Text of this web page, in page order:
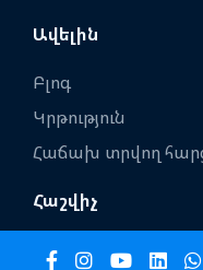
Ավելին
Բլոգ
Կրթություն
Հաճախ տրվող
Հաշվիչ